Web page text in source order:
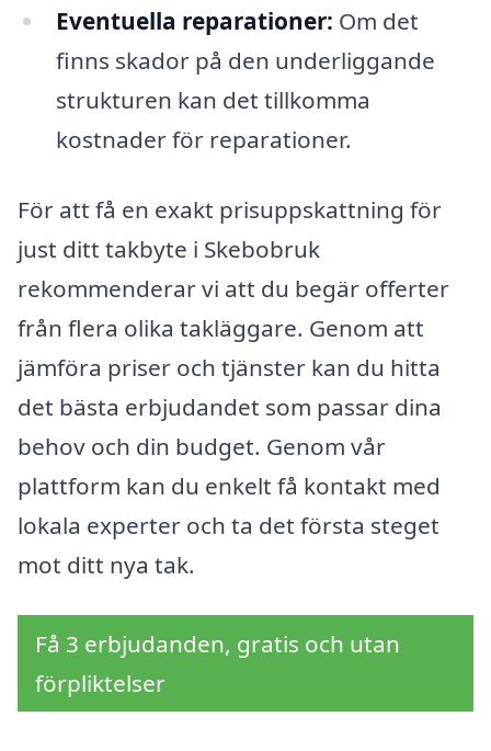
Eventuella reparationer: Om det
finns skador på den underliggande
strukturen kan det tillkomma
kostnader för reparationer.
För att få en exakt prisuppskattning för
just ditt takbyte i Skebobruk
rekommenderar vi att du begär offerter
från flera olika takläggare. Genom att
jämföra priser och tjänster kan du hitta
det bästa erbjudandet som passar dina
behov och din budget. Genom vår
plattform kan du enkelt få kontakt med
lokala experter och ta det första steget
mot ditt nya tak.
Få 3 erbjudanden, gratis och utan
förpliktelser